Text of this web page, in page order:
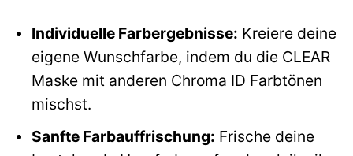
Individuelle Farbergebnisse: Kreiere deine
eigene Wunschfarbe, indem du die CLEAR
Maske mit anderen Chroma ID Farbtönen
mischst.
Sanfte Farbauffrischung: Frische deine